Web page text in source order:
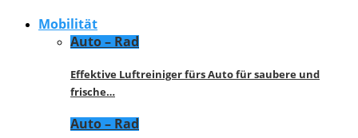
Mobilität
Auto – Rad
Effektive Luftreiniger fürs Auto für saubere und
frische…
Auto – Rad